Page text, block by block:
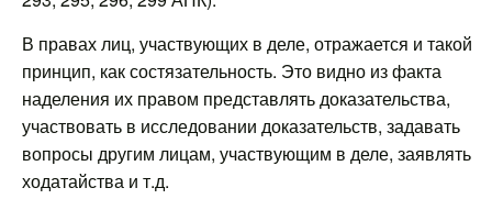
В правах лиц, участвующих в деле, отражается и такой
принцип, как состязательность. Это видно из факта
наделения их правом представлять доказательства,
участвовать в исследовании доказательств, задавать
вопросы другим лицам, участвующим в деле, заявлять
ходатайства и т.д.